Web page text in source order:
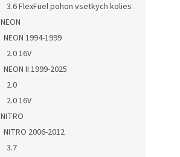
3.6 FlexFuel pohon vsetkych kolies
NEON
NEON 1994-1999
2.0 16V
NEON II 1999-2025
2.0
2.0 16V
NITRO
NITRO 2006-2012
3.7